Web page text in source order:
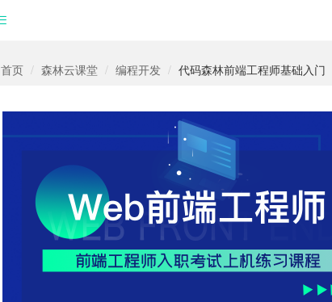
首页 森林云课堂 编程开发 代码森林前端工程师基础入门